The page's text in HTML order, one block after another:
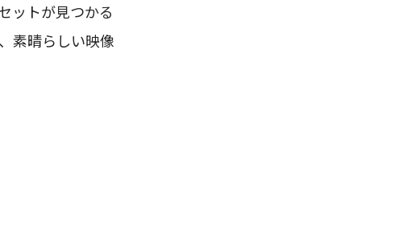
ットが見つかる
素晴らしい映像